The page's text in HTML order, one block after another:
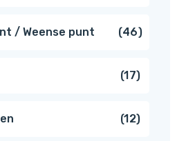
/ Weense punt 4646
1717
1212